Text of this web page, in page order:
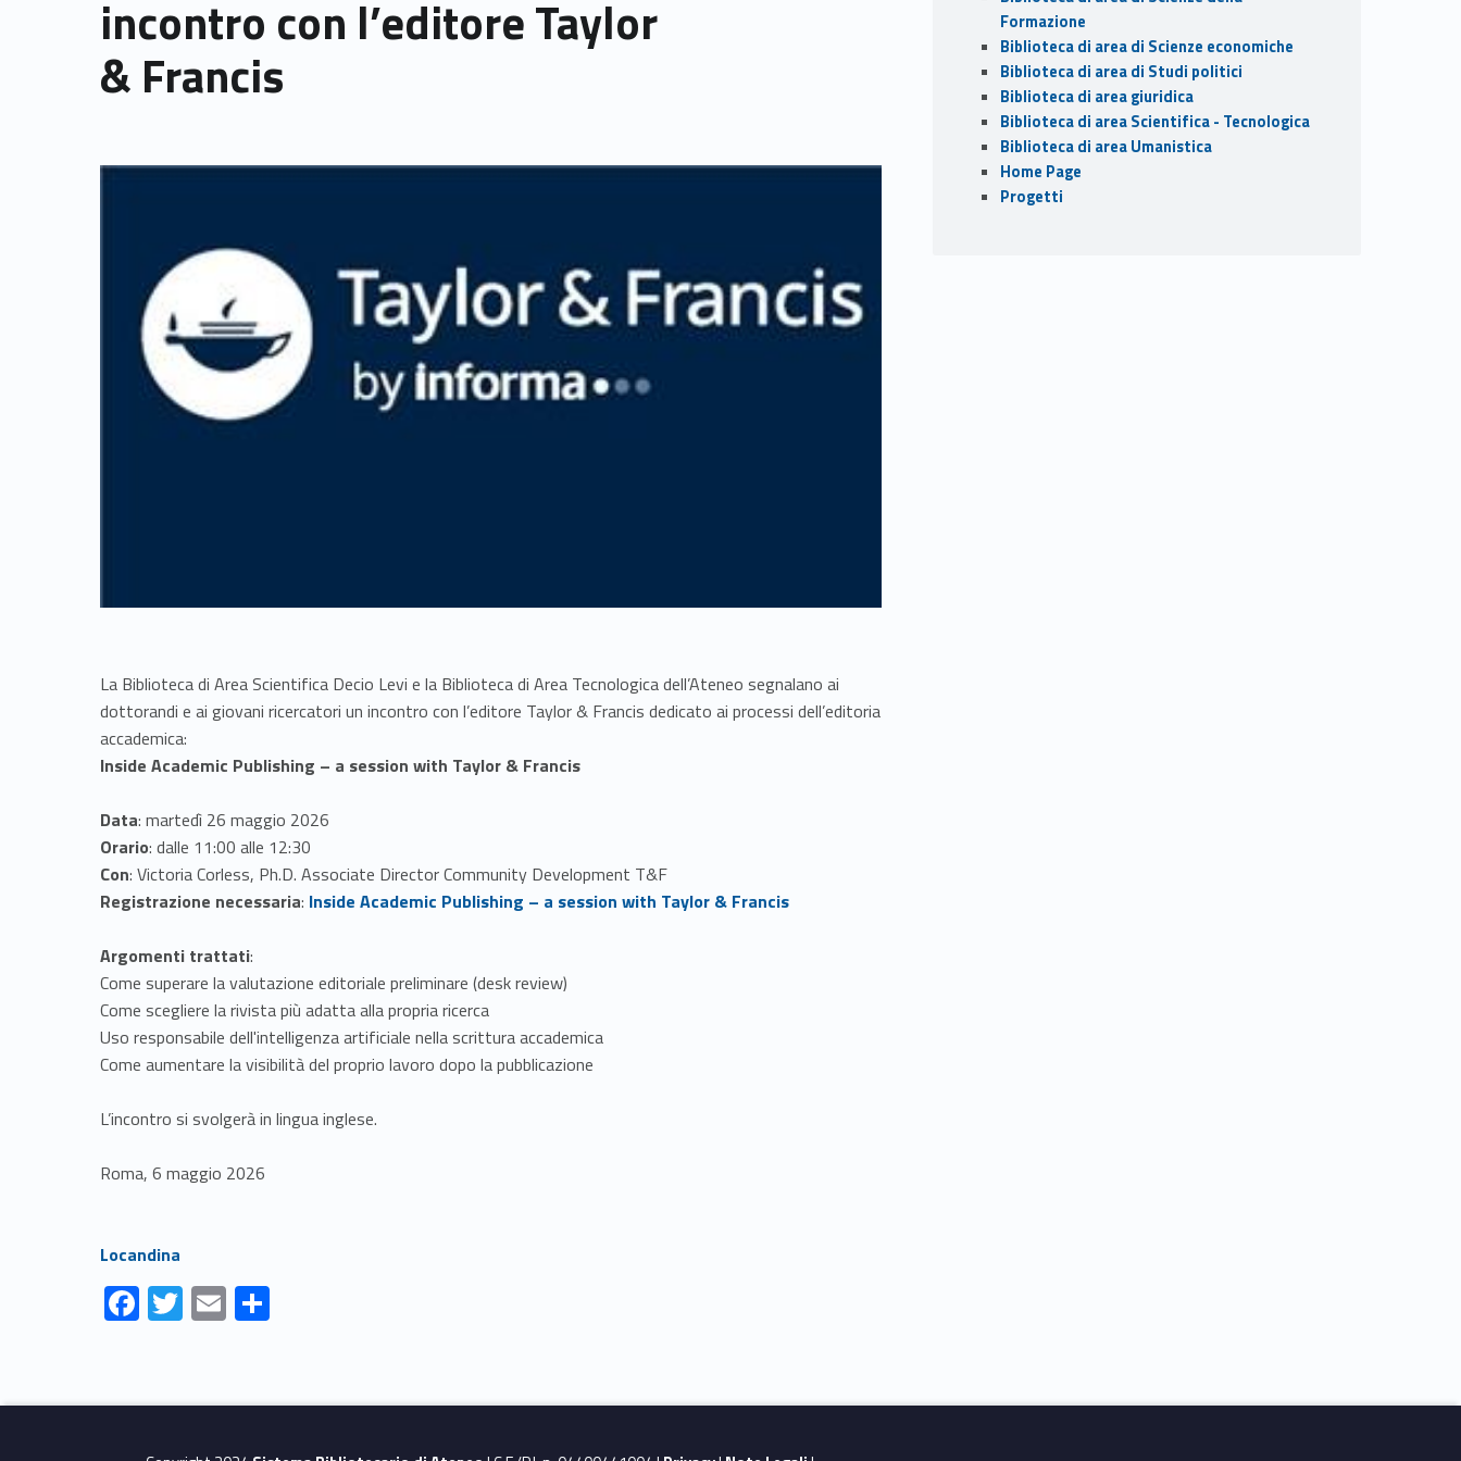
incontro con l’editore Taylor
& Francis
Link identifier archive #link-archive-thumb-soap-1286
La Biblioteca di Area Scientifica Decio Levi e la Biblioteca di Area Tecnologica dell’Ateneo segnalano ai
dottorandi e ai giovani ricercatori un incontro con l’editore Taylor & Francis dedicato ai processi dell’editoria
accademica:
Inside Academic Publishing – a session with Taylor & Francis
Data: martedì 26 maggio 2026
Orario: dalle 11:00 alle 12:30
Con: Victoria Corless, Ph.D. Associate Director Community Development T&F
Registrazione necessaria: Link identifier #identifier__88907-1Inside Academic Publishing – a session with Taylor & Francis
Argomenti trattati:
Come superare la valutazione editoriale preliminare (desk review)
Come scegliere la rivista più adatta alla propria ricerca
Uso responsabile dell'intelligenza artificiale nella scrittura accademica
Come aumentare la visibilità del proprio lavoro dopo la pubblicazione
L’incontro si svolgerà in lingua inglese.
Roma, 6 maggio 2026
Link identifier #identifier__91353-2Locandina
F
ac
b
o
T
w
er
E
m
l e
Formazione
Biblioteca di area di Scienze economiche
Biblioteca di area di Studi politici
Biblioteca di area giuridica
Biblioteca di area Scientifica - Tecnologica
Biblioteca di area Umanistica
Home Page
Progetti